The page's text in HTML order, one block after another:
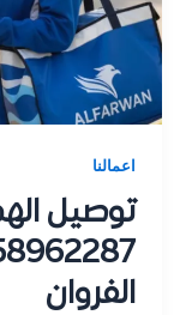
اعمالنا
توصيل
الفروان